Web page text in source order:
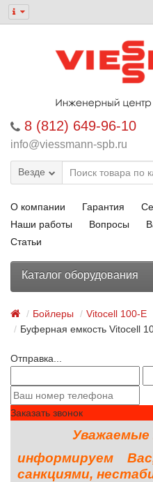
8 (812) 649-96-10
info@viessmann-spb.ru
Везде
О компании Гарантия
Наши работы
Вопросы
Статьи
Каталог оборудования
Бойлеры
Vitocell 100-E
Буферная емкость Vitocell
Отправка...
Заказать звонок
Уважаемые
информируем
санкциями,